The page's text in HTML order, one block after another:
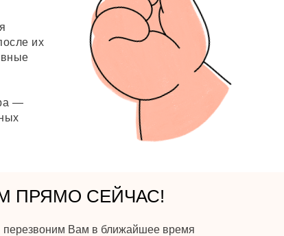
их
—
ПРЯМО СЕЙЧАС!
перезвоним Вам в ближайшее время